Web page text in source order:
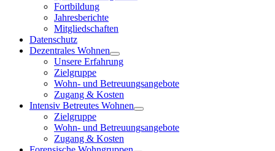
Fortbildung
Jahresberichte
Mitgliedschaften
Datenschutz
Dezentrales Wohnen
Unsere Erfahrung
Zielgruppe
Wohn- und Betreuungsangebote
Zugang & Kosten
Intensiv Betreutes Wohnen
Zielgruppe
Wohn- und Betreuungsangebote
Zugang & Kosten